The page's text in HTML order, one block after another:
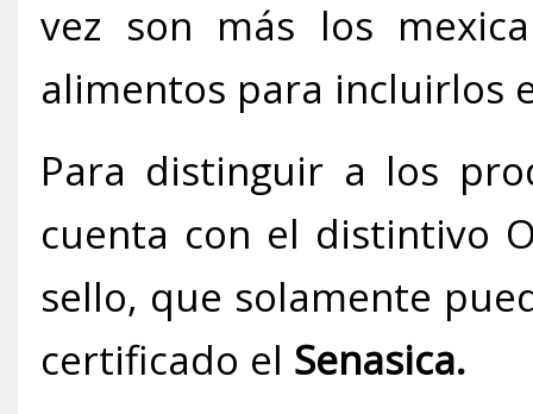
vez son más los
alimentos para incluirlos
Para distinguir a los
cuenta con el distintivo
sello, que solamente
certificado el Senasica.